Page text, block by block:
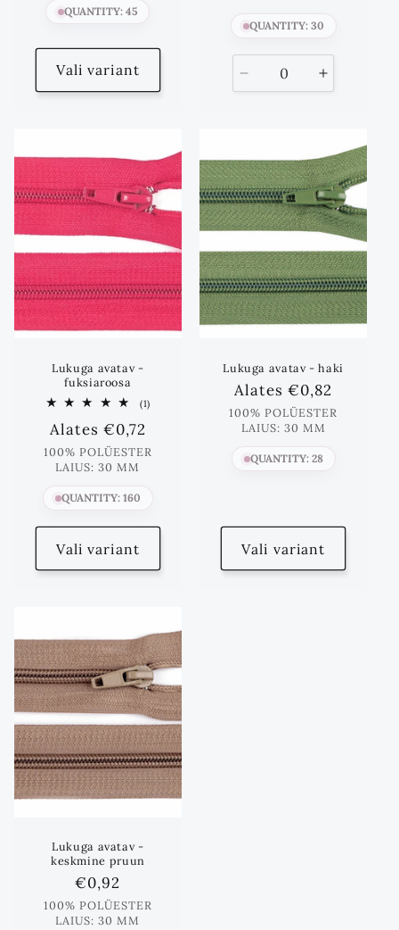
QUANTITY: 45
Vali variant
QUANTITY: 30
Vähenda
Suurenda
Lukuga avatav -
fuksiaroosa
(1)
Standards
hind
Alates €0,72
100% POLÜESTER
LAIUS: 30 MM
QUANTITY: 160
Vali variant
Lukuga avatav - haki
Standards
hind
Alates€0,82
100% POLÜESTER
LAIUS: 30 MM
QUANTITY: 28
Vali variant
Lukuga avatav -
keskmine pruun
Standards
hind
€0,92
100% POLÜESTER
LAIUS: 30 MM